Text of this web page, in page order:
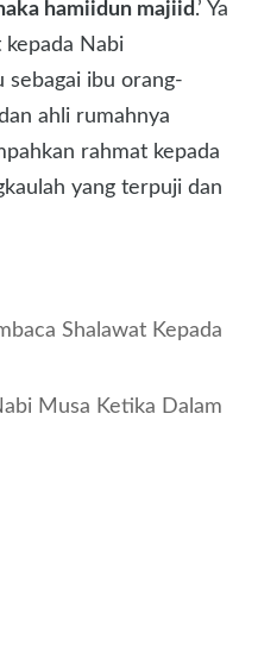
hamiidun majiid.’ Ya
kepada Nabi
sebagai ibu orang-
ahli rumahnya
rahmat kepada
yang terpuji dan
Shalawat Kepada
Musa Ketika Dalam